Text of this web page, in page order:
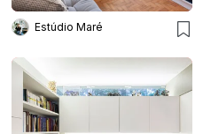
Estúdio Maré